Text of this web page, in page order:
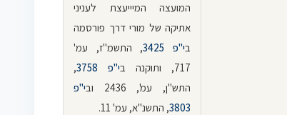
המועצה המיייעצת לעניני
אתיקה של מורי דרך פורסמה
בי"פ 3425
, התשמ"ז, עמ'
717, ותוקנה ב
י"פ 3758
,
התש"ן, עמ', 2436 וב
י"פ
3803, התשנ"א, עמ' 11.